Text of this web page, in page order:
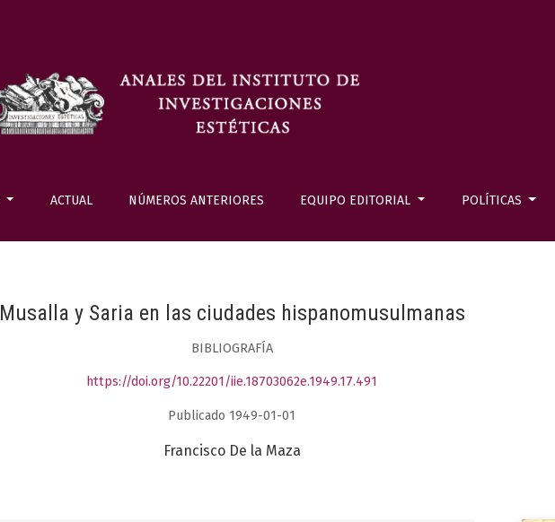
ACTUAL NÚMEROS ANTERIORES EQUIPO EDITORIAL POLÍTICAS
Musalla y Saria en las ciudades hispanomusulmanas
BIBLIOGRAFÍA
https://doi.org/10.22201/iie.18703062e.1949.17.491
Publicado 1949-01-01
Francisco De la Maza